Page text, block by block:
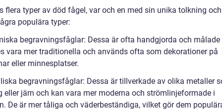
flera typer av död fågel, var och en med sin unika tolkning
populära typer:
begravningsfåglar: Dessa är ofta handgjorda och
vara mer traditionella och används ofta som dekorationer på
eller minnesplatser.
begravningsfåglar: Dessa är tillverkade av olika metaller
eller järn och kan vara mer moderna och strömlinjeformade i
De är mer tåliga och väderbeständiga, vilket gör dem